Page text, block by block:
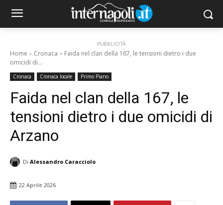
PUBBLICITÀ
Home Cronaca
Faida nel clan della 167, le tensioni dietro i due
omicidi di...
Cronaca Cronaca locale Primo Piano
Faida nel clan della 167, le
tensioni dietro i due omicidi di
Arzano
Di Alessandro Caracciolo
22 Aprile 2026